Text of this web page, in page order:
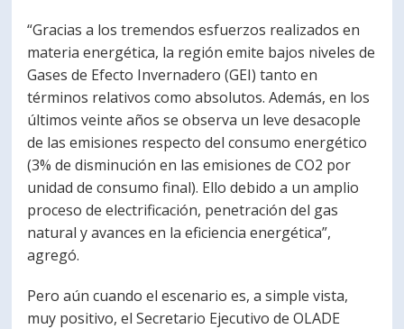
“Gracias a los tremendos esfuerzos realizados en
materia energética, la región emite bajos niveles de
Gases de Efecto Invernadero (GEI) tanto en
términos relativos como absolutos. Además, en los
últimos veinte años se observa un leve desacople
de las emisiones respecto del consumo energético
(3% de disminución en las emisiones de CO2 por
unidad de consumo final). Ello debido a un amplio
proceso de electrificación, penetración del gas
natural y avances en la eficiencia energética”,
agregó.
Pero aún cuando el escenario es, a simple vista,
muy positivo, el Secretario Ejecutivo de OLADE